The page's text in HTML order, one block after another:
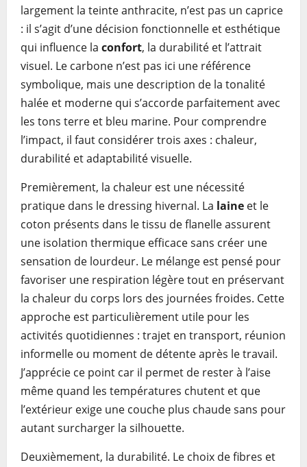
largement la teinte anthracite, n’est pas un caprice
: il s’agit d’une décision fonctionnelle et esthétique
qui influence la confort, la durabilité et l’attrait
visuel. Le carbone n’est pas ici une référence
symbolique, mais une description de la tonalité
halée et moderne qui s’accorde parfaitement avec
les tons terre et bleu marine. Pour comprendre
l’impact, il faut considérer trois axes : chaleur,
durabilité et adaptabilité visuelle.
Premièrement, la chaleur est une nécessité
pratique dans le dressing hivernal. La laine et le
coton présents dans le tissu de flanelle assurent
une isolation thermique efficace sans créer une
sensation de lourdeur. Le mélange est pensé pour
favoriser une respiration légère tout en préservant
la chaleur du corps lors des journées froides. Cette
approche est particulièrement utile pour les
activités quotidiennes : trajet en transport, réunion
informelle ou moment de détente après le travail.
J’apprécie ce point car il permet de rester à l’aise
même quand les températures chutent et que
l’extérieur exige une couche plus chaude sans pour
autant surcharger la silhouette.
Deuxièmement, la durabilité. Le choix de fibres et